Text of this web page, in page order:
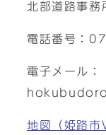
北部道路事
電話番号：
電子メール：
地図（姫路市